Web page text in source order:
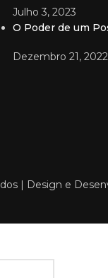
Julho 3, 2023
O Poder de um
Dezembro 21, 2022
| Design e